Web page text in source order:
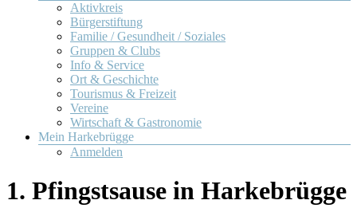
Aktivkreis
Bürgerstiftung
Familie / Gesundheit / Soziales
Gruppen & Clubs
Info & Service
Ort & Geschichte
Tourismus & Freizeit
Vereine
Wirtschaft & Gastronomie
Mein Harkebrügge
Anmelden
1. Pfingstsause in Harkebrügge